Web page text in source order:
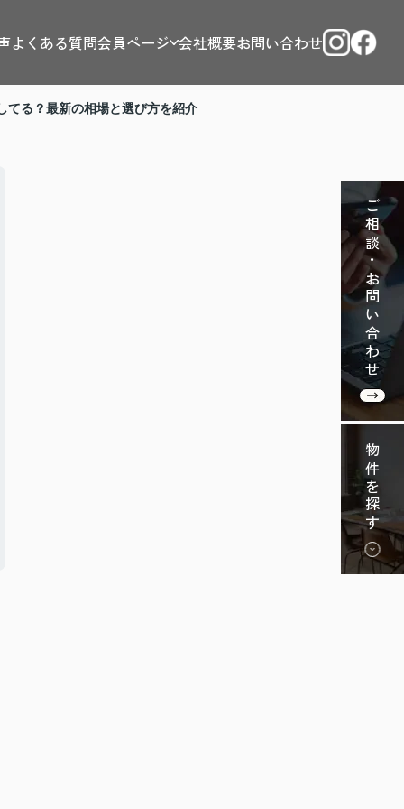
よくある質問会員ページ 会社概要お問い合わせ
ご相談・お問い合わせ
物件を探す
てる？最新の相場と選び方を紹介